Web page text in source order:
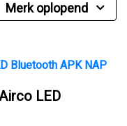
Merk oplopend
LED